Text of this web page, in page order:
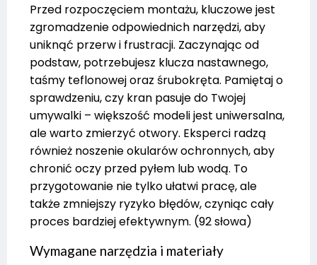
Przed rozpoczęciem montażu, kluczowe jest
zgromadzenie odpowiednich narzędzi, aby
uniknąć przerw i frustracji. Zaczynając od
podstaw, potrzebujesz klucza nastawnego,
taśmy teflonowej oraz śrubokręta. Pamiętaj o
sprawdzeniu, czy kran pasuje do Twojej
umywalki – większość modeli jest uniwersalna,
ale warto zmierzyć otwory. Eksperci radzą
również noszenie okularów ochronnych, aby
chronić oczy przed pyłem lub wodą. To
przygotowanie nie tylko ułatwi pracę, ale
także zmniejszy ryzyko błędów, czyniąc cały
proces bardziej efektywnym. (92 słowa)
Wymagane narzędzia i materiały